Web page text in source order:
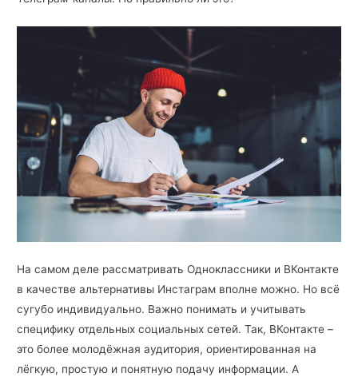
На самом деле рассматривать Одноклассники и ВКонтакте
в качестве альтернативы Инстаграм вполне можно. Но всё
сугубо индивидуально. Важно понимать и учитывать
специфику отдельных социальных сетей. Так, ВКонтакте –
это более молодёжная аудитория, ориентированная на
лёгкую, простую и понятную подачу информации. А